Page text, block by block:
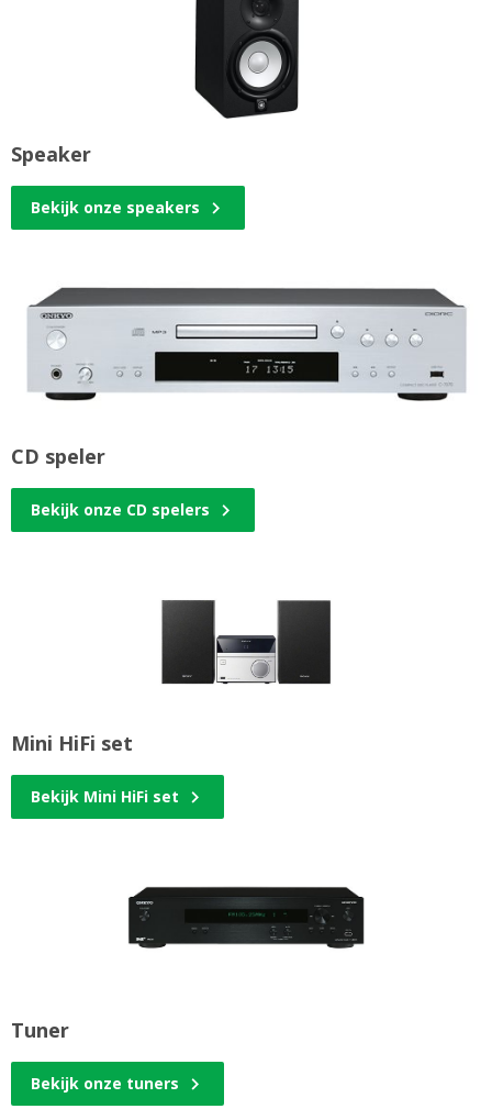
Speaker
Bekijk onze speakers
CD speler
Bekijk onze CD spelers
Mini HiFi set
Bekijk Mini HiFi set
Tuner
Bekijk onze tuners